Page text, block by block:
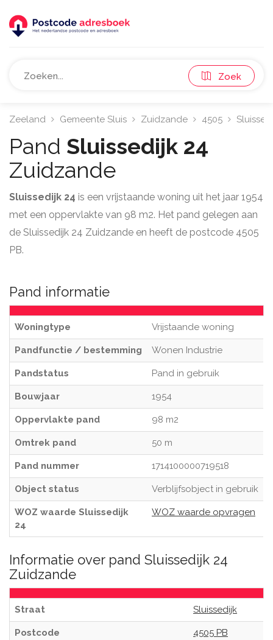
Zoek
Zeeland Gemeente Sluis Zuidzande 4505
Pand Sluissedijk 24
Zuidzande
Sluissedijk 24 is een vrijstaande woning uit het jaar 1954
met een oppervlakte van 98 m2. Het pand gelegen aan
de Sluissedijk 24 Zuidzande en heeft de postcode 4505
PB.
Pand informatie
Woningtype Vrijstaande woning
Pandfunctie / bestemming Wonen Industrie
Pandstatus Pand in gebruik
Bouwjaar 1954
Oppervlakte pand 98 m2
Omtrek pand 50 m
Pand nummer 1714100000719518
Object status Verblijfsobject in gebruik
WOZ waarde Sluissedijk
24
WOZ waarde opvragen
Informatie over pand Sluissedijk 24
Zuidzande
Straat Sluissedijk
Postcode 4505 PB